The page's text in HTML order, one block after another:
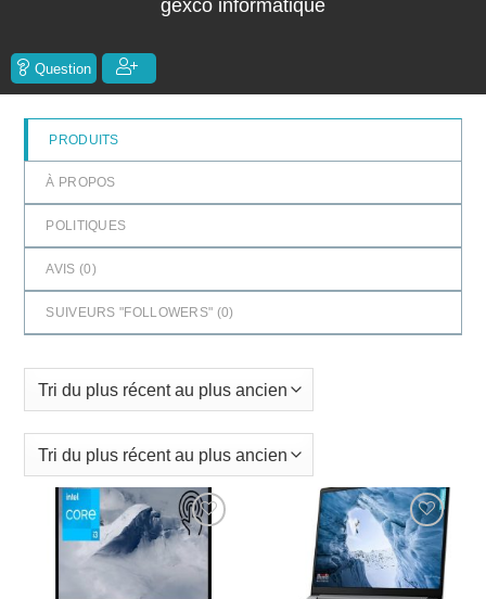
5
gexco informatique
Question
PRODUITS
À PROPOS
POLITIQUES
AVIS (0)
SUIVEURS "FOLLOWERS" (0)
AJOUTER
FAVORIS
AJOUTER
À MES
FAVORIS